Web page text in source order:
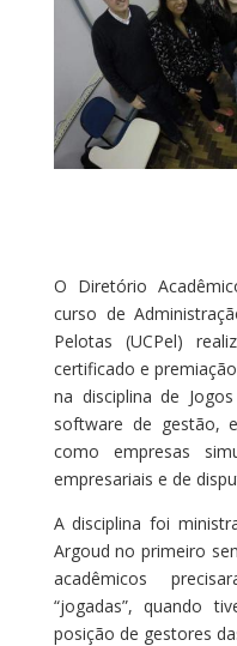
O Diretório
curso de
Pelotas (UCPel)
certificado e
na disciplina de
software de gestão,
como empresas
empresariais e de
A disciplina foi
Argoud no primeiro
acadêmicos
“jogadas”, quando
posição de gestores